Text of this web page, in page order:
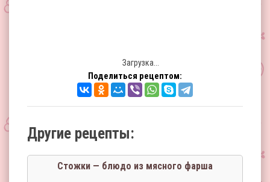
Загрузка...
Поделиться рецептом:
Другие рецепты:
Стожки — блюдо из мясного фарша